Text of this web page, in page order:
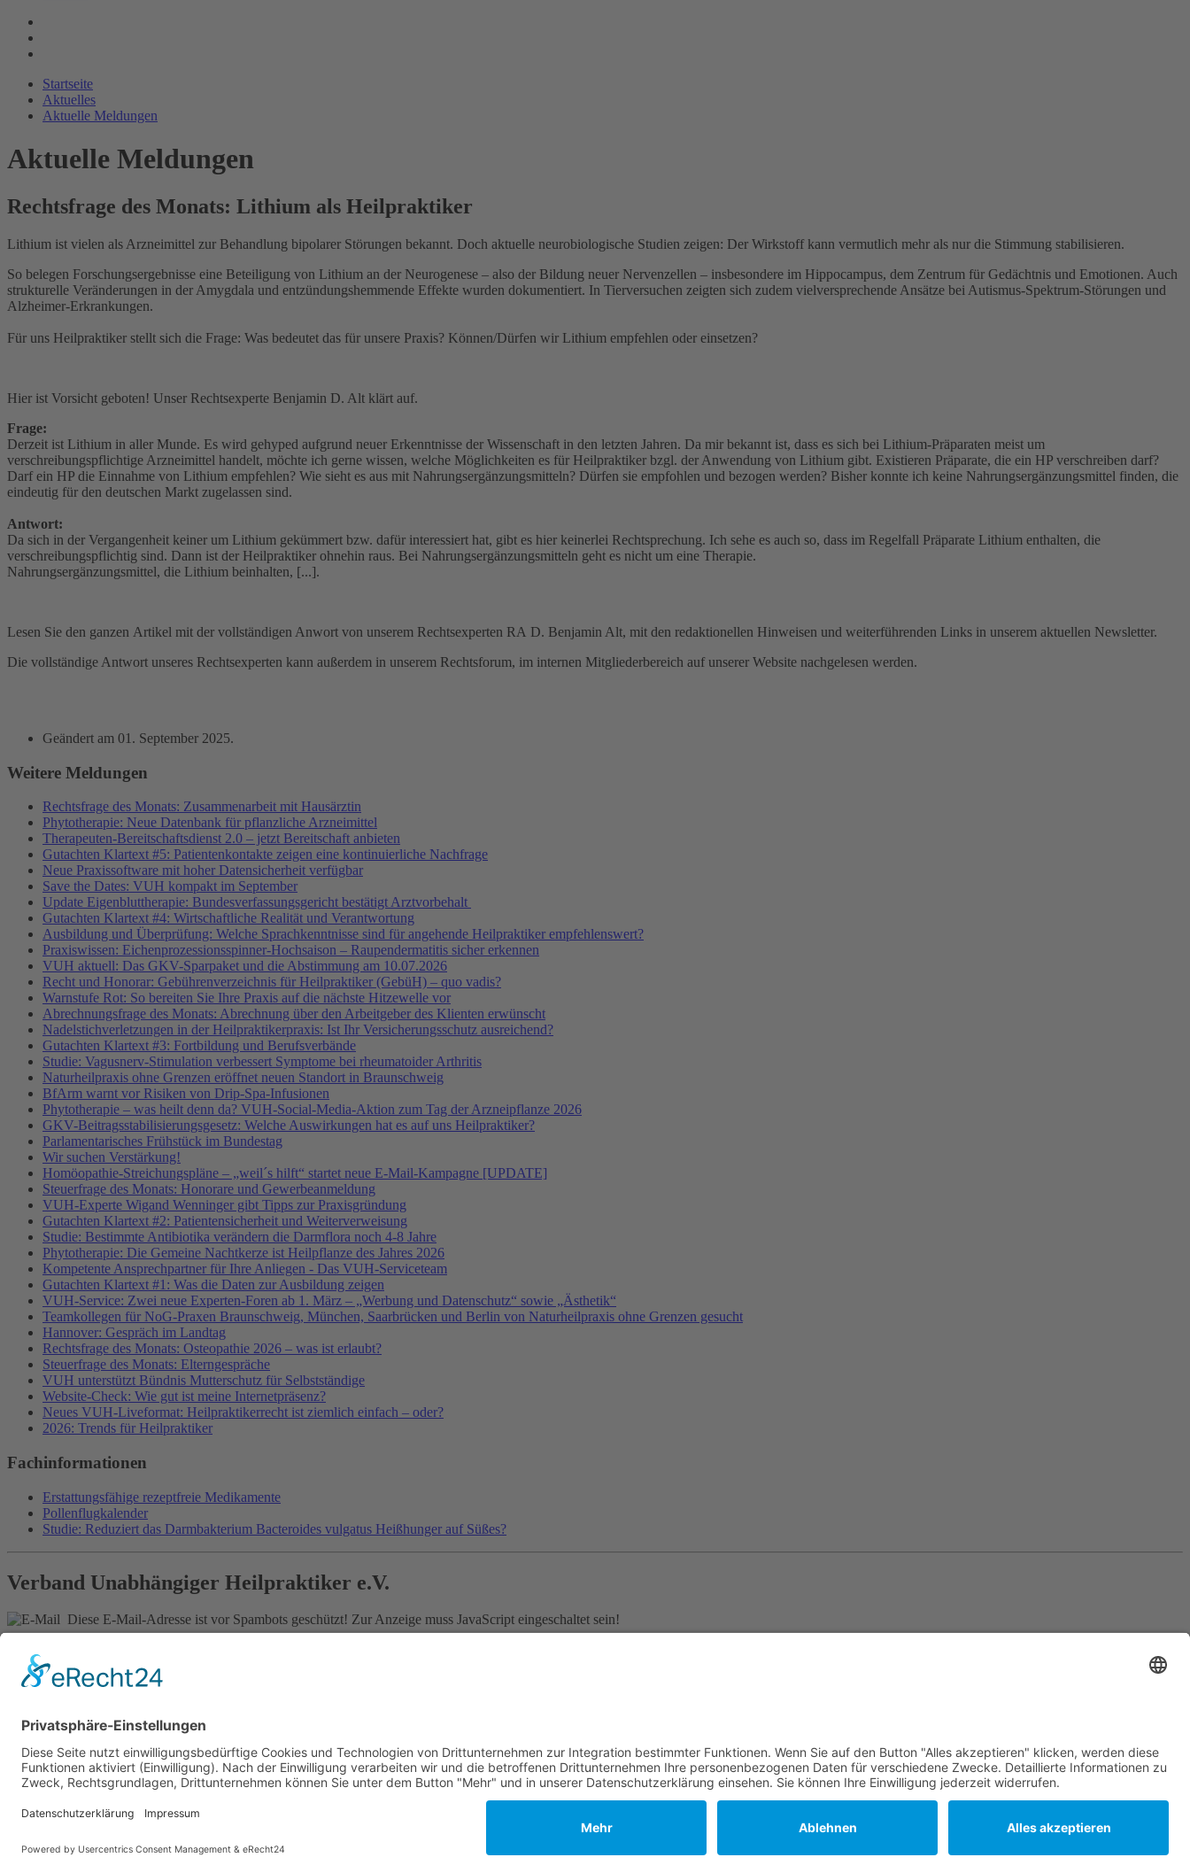
Startseite
Aktuelles
Aktuelle Meldungen
Aktuelle Meldungen
Rechtsfrage des Monats: Lithium als Heilpraktiker
Lithium ist vielen als Arzneimittel zur Behandlung bipolarer Störungen bekannt. Doch aktuelle neurobiologische Studien zeigen: Der Wirkstoff kann vermutlich mehr als nur die Stimmung stabilisieren.
So belegen Forschungsergebnisse eine Beteiligung von Lithium an der Neurogenese – also der Bildung neuer Nervenzellen – insbesondere im Hippocampus, dem Zentrum für Gedächtnis und Emotionen. Auch
strukturelle Veränderungen in der Amygdala und entzündungshemmende Effekte wurden dokumentiert. In Tierversuchen zeigten sich zudem vielversprechende Ansätze bei Autismus-Spektrum-Störungen und
Alzheimer-Erkrankungen.
Für uns Heilpraktiker stellt sich die Frage: Was bedeutet das für unsere Praxis? Können/Dürfen wir Lithium empfehlen oder einsetzen?
Hier ist Vorsicht geboten! Unser Rechtsexperte Benjamin D. Alt klärt auf.
Frage:
Derzeit ist Lithium in aller Munde. Es wird gehyped aufgrund neuer Erkenntnisse der Wissenschaft in den letzten Jahren. Da mir bekannt ist, dass es sich bei Lithium-Präparaten meist um
verschreibungspflichtige Arzneimittel handelt, möchte ich gerne wissen, welche Möglichkeiten es für Heilpraktiker bzgl. der Anwendung von Lithium gibt. Existieren Präparate, die ein HP verschreiben darf?
Darf ein HP die Einnahme von Lithium empfehlen? Wie sieht es aus mit Nahrungsergänzungsmitteln? Dürfen sie empfohlen und bezogen werden? Bisher konnte ich keine Nahrungsergänzungsmittel finden, die
eindeutig für den deutschen Markt zugelassen sind.
Antwort:
Da sich in der Vergangenheit keiner um Lithium gekümmert bzw. dafür interessiert hat, gibt es hier keinerlei Rechtsprechung. Ich sehe es auch so, dass im Regelfall Präparate Lithium enthalten, die
verschreibungspflichtig sind. Dann ist der Heilpraktiker ohnehin raus. Bei Nahrungsergänzungsmitteln geht es nicht um eine Therapie.
Nahrungsergänzungsmittel, die Lithium beinhalten, [...].
Lesen Sie den ganzen Artikel mit der vollständigen Anwort von unserem Rechtsexperten RA D. Benjamin Alt, mit den redaktionellen Hinweisen und weiterführenden Links in unserem aktuellen Newsletter.
Die vollständige Antwort unseres Rechtsexperten kann außerdem in unserem Rechtsforum, im internen Mitgliederbereich auf unserer Website nachgelesen werden.
Geändert am 01. September 2025.
Weitere Meldungen
Rechtsfrage des Monats: Zusammenarbeit mit Hausärztin
Phytotherapie: Neue Datenbank für pflanzliche Arzneimittel
Therapeuten-Bereitschaftsdienst 2.0 – jetzt Bereitschaft anbieten
Gutachten Klartext #5: Patientenkontakte zeigen eine kontinuierliche Nachfrage
Neue Praxissoftware mit hoher Datensicherheit verfügbar
Save the Dates: VUH kompakt im September
Update Eigenbluttherapie: Bundesverfassungsgericht bestätigt Arztvorbehalt
Gutachten Klartext #4: Wirtschaftliche Realität und Verantwortung
Ausbildung und Überprüfung: Welche Sprachkenntnisse sind für angehende Heilpraktiker empfehlenswert?
Praxiswissen: Eichenprozessionsspinner-Hochsaison – Raupendermatitis sicher erkennen
VUH aktuell: Das GKV-Sparpaket und die Abstimmung am 10.07.2026
Recht und Honorar: Gebührenverzeichnis für Heilpraktiker (GebüH) – quo vadis?
Warnstufe Rot: So bereiten Sie Ihre Praxis auf die nächste Hitzewelle vor
Abrechnungsfrage des Monats: Abrechnung über den Arbeitgeber des Klienten erwünscht
Nadelstichverletzungen in der Heilpraktikerpraxis: Ist Ihr Versicherungsschutz ausreichend?
Gutachten Klartext #3: Fortbildung und Berufsverbände
Studie: Vagusnerv-Stimulation verbessert Symptome bei rheumatoider Arthritis
Naturheilpraxis ohne Grenzen eröffnet neuen Standort in Braunschweig
BfArm warnt vor Risiken von Drip-Spa-Infusionen
Phytotherapie – was heilt denn da? VUH-Social-Media-Aktion zum Tag der Arzneipflanze 2026
GKV-Beitragsstabilisierungsgesetz: Welche Auswirkungen hat es auf uns Heilpraktiker?
Parlamentarisches Frühstück im Bundestag
Wir suchen Verstärkung!
Homöopathie-Streichungspläne – „weil´s hilft“ startet neue E-Mail-Kampagne [UPDATE]
Steuerfrage des Monats: Honorare und Gewerbeanmeldung
VUH-Experte Wigand Wenninger gibt Tipps zur Praxisgründung
Gutachten Klartext #2: Patientensicherheit und Weiterverweisung
Studie: Bestimmte Antibiotika verändern die Darmflora noch 4-8 Jahre
Phytotherapie: Die Gemeine Nachtkerze ist Heilpflanze des Jahres 2026
Kompetente Ansprechpartner für Ihre Anliegen - Das VUH-Serviceteam
Gutachten Klartext #1: Was die Daten zur Ausbildung zeigen
VUH-Service: Zwei neue Experten-Foren ab 1. März – „Werbung und Datenschutz“ sowie „Ästhetik“
Teamkollegen für NoG-Praxen Braunschweig, München, Saarbrücken und Berlin von Naturheilpraxis ohne Grenzen gesucht
Hannover: Gespräch im Landtag
Rechtsfrage des Monats: Osteopathie 2026 – was ist erlaubt?
Steuerfrage des Monats: Elterngespräche
VUH unterstützt Bündnis Mutterschutz für Selbstständige
Website-Check: Wie gut ist meine Internetpräsenz?
Neues VUH-Liveformat: Heilpraktikerrecht ist ziemlich einfach – oder?
2026: Trends für Heilpraktiker
Fachinformationen
Erstattungsfähige rezeptfreie Medikamente
Pollenflugkalender
Studie: Reduziert das Darmbakterium Bacteroides vulgatus Heißhunger auf Süßes?
Verband Unabhängiger Heilpraktiker e.V.
Diese E-Mail-Adresse ist vor Spambots geschützt! Zur Anzeige muss JavaScript eingeschaltet sein!
Gördelinger Straße 47
Impressum
Datenschutzerklärung